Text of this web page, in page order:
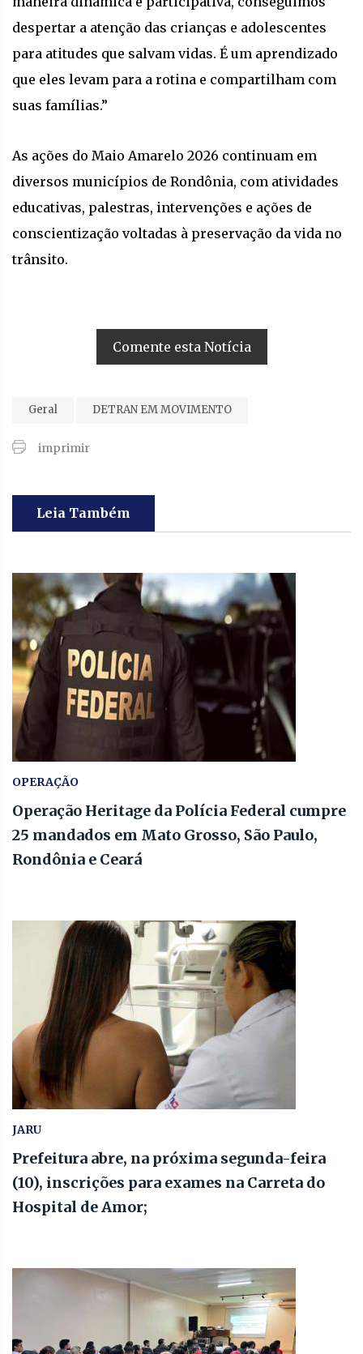
despertar a atenção das crianças e adolescentes
para atitudes que salvam vidas. É um aprendizado
que eles levam para a rotina e compartilham com
suas famílias.”
As ações do Maio Amarelo 2026 continuam em
diversos municípios de Rondônia, com atividades
educativas, palestras, intervenções e ações de
conscientização voltadas à preservação da vida no
trânsito.
Comente esta Notícia
Geral DETRAN EM MOVIMENTO
imprimir
Leia Também
OPERAÇÃO
Operação Heritage da Polícia Federal cumpre
25 mandados em Mato Grosso, São Paulo,
Rondônia e Ceará
JARU
Prefeitura abre, na próxima segunda-feira
(10), inscrições para exames na Carreta do
Hospital de Amor;